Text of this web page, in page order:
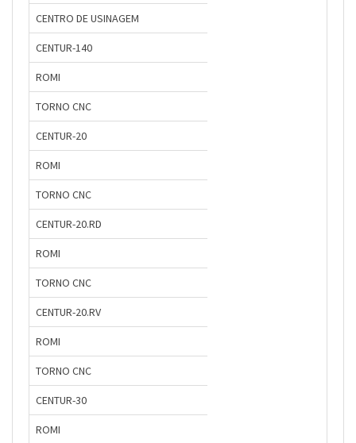
CENTRO DE USINAGEM
CENTUR-140
ROMI
TORNO CNC
CENTUR-20
ROMI
TORNO CNC
CENTUR-20.RD
ROMI
TORNO CNC
CENTUR-20.RV
ROMI
TORNO CNC
CENTUR-30
ROMI